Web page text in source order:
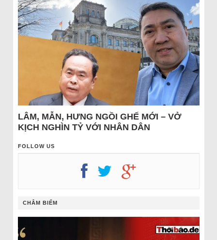
LÂM, MẪN, HƯNG NGỒI GHẾ MỚI – VỞ
KỊCH NGHÌN TỶ VỚI NHÂN DÂN
FOLLOW US
CHÂM BIẾM